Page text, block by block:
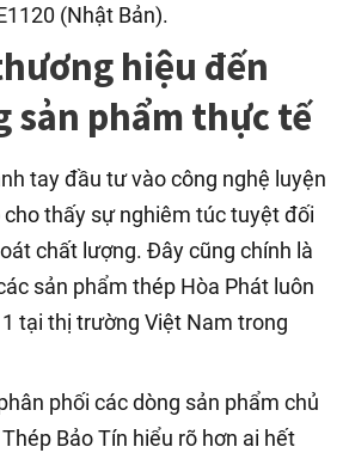
(Nhật Bản).
hiệu đến
sản phẩm thực tế
tay đầu tư vào công nghệ luyện
cho thấy sự nghiêm túc tuyệt đối
chất lượng. Đây cũng chính là
sản phẩm thép Hòa Phát luôn
tại thị trường Việt Nam trong
phối các dòng sản phẩm chủ
Bảo Tín hiểu rõ hơn ai hết